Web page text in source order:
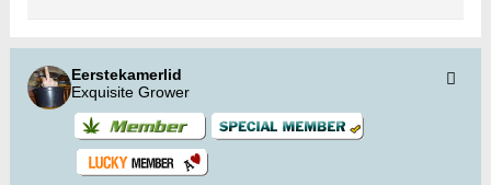
Eerstekamerlid
Exquisite Grower